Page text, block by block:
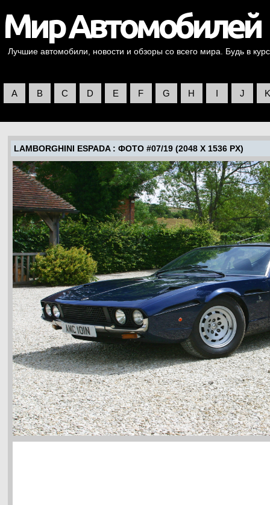
Лучшие автомобили, новости и обзоры со всего мира. Будь в
A B C D E F G H I J K
LAMBORGHINI ESPADA: ФОТО #07/19 (2048 X 1536 PX)